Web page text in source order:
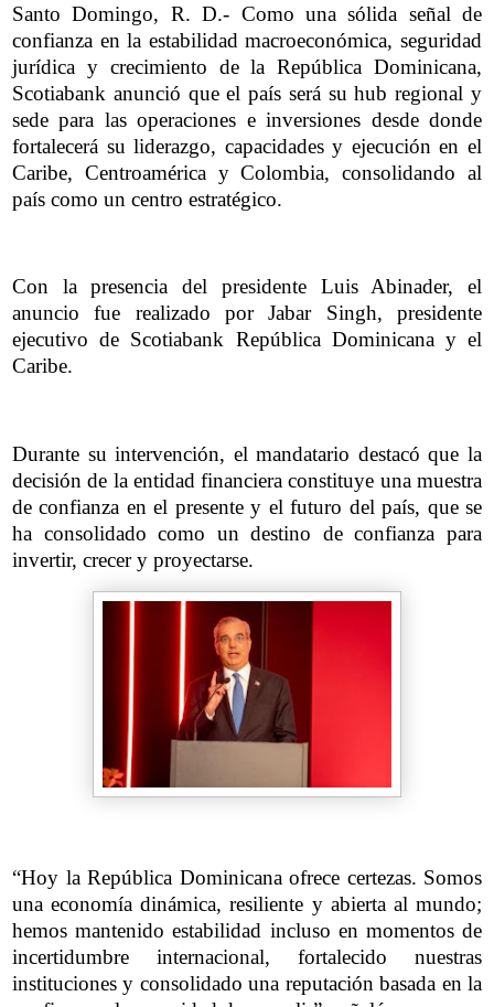
Santo Domingo, R. D.- Como una sólida señal de
confianza en la estabilidad macroeconómica, seguridad
jurídica y crecimiento de la República Dominicana,
Scotiabank anunció que el país será su hub regional y
sede para las operaciones e inversiones desde donde
fortalecerá su liderazgo, capacidades y ejecución en el
Caribe, Centroamérica y Colombia, consolidando al
país como un centro estratégico.
Con la presencia del presidente Luis Abinader, el
anuncio fue realizado por Jabar Singh, presidente
ejecutivo de Scotiabank República Dominicana y el
Caribe.
Durante su intervención, el mandatario destacó que la
decisión de la entidad financiera constituye una muestra
de confianza en el presente y el futuro del país, que se
ha consolidado como un destino de confianza para
invertir, crecer y proyectarse.
“Hoy la República Dominicana ofrece certezas. Somos
una economía dinámica, resiliente y abierta al mundo;
hemos mantenido estabilidad incluso en momentos de
incertidumbre internacional, fortalecido nuestras
instituciones y consolidado una reputación basada en la